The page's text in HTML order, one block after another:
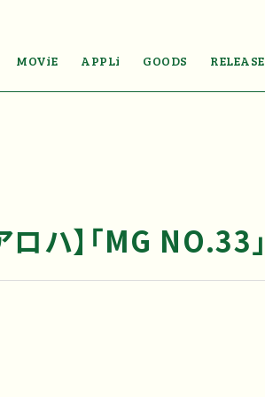
MOViE APPLi GOODS RELEASE
ハ】「MG NO.33」